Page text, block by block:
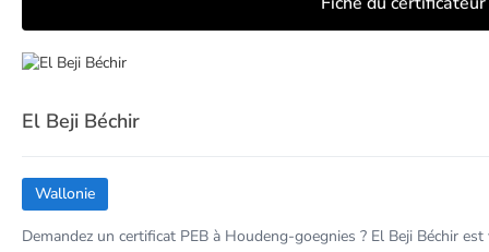
El Beji Béchir
Wallonie
Demandez un certificat PEB à Houdeng-goegnies ? El Beji Béchir